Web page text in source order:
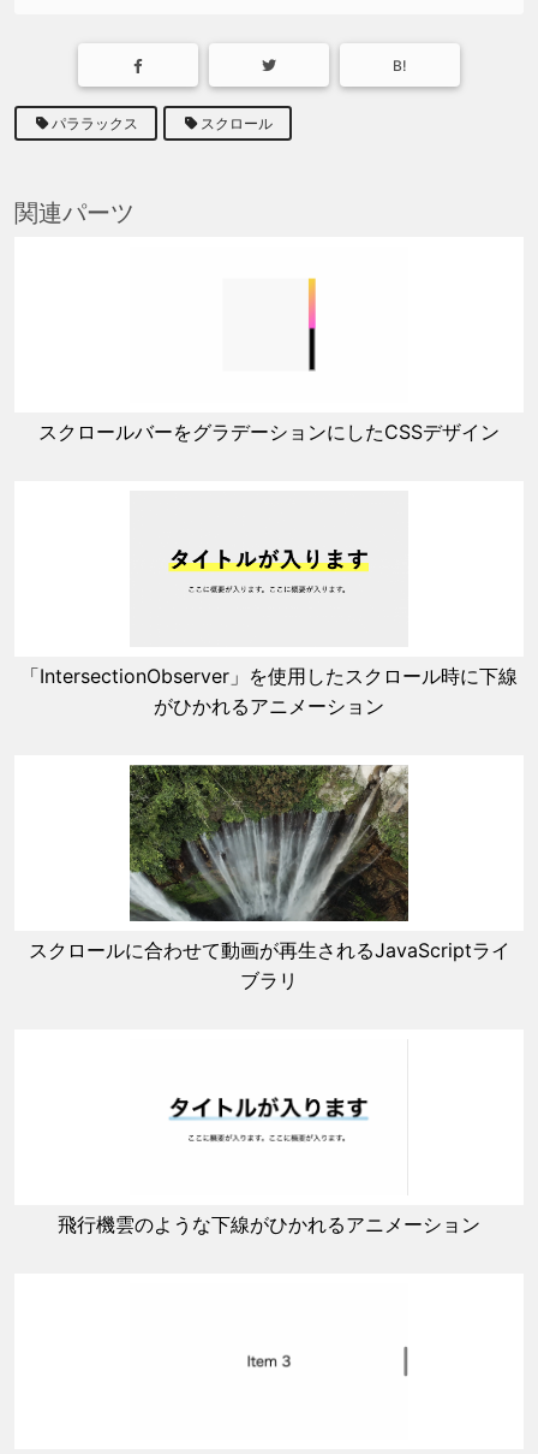
B!
パララックス スクロール
関連パーツ
スクロールバーをグラデーションにしたCSSデザイン
「IntersectionObserver」を使用したスクロール時に下線
がひかれるアニメーション
スクロールに合わせて動画が再生されるJavaScriptライ
ブラリ
飛行機雲のような下線がひかれるアニメーション